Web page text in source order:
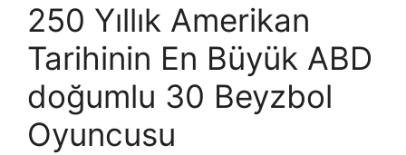
250 Yıllık Amerikan
Tarihinin En Büyük ABD
doğumlu 30 Beyzbol
Oyuncusu